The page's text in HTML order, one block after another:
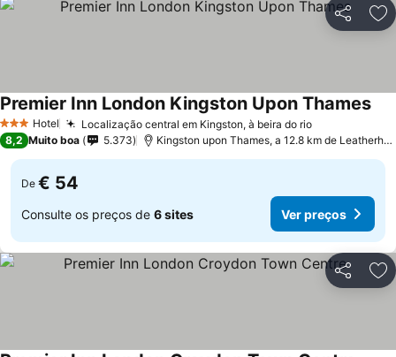
Partilhar
3 EstrelasHotel Localização central em Kingston, à beira do rio
Premier Inn London Kingston Upon Thames
8,2 Muito boa 5.373 Kingston upon Thames, a 12.8 km de Leatherhead
De € 54
Consulte os preços de 6 sites Ver preços
Partilhar